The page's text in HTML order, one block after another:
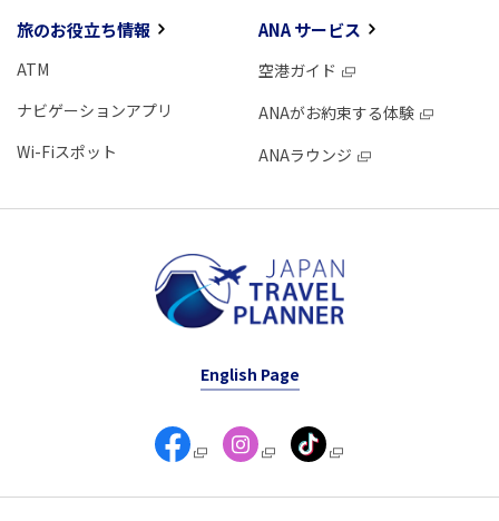
旅のお役立ち情報
ATM
ナビゲーションアプリ
Wi-Fiスポット
ANA サービス
空港ガイド
ANAがお約束する体験
ANAラウンジ
English Page